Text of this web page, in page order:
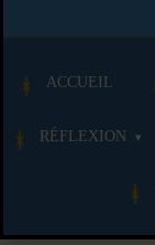
ACCUEIL
RÉFLEXION